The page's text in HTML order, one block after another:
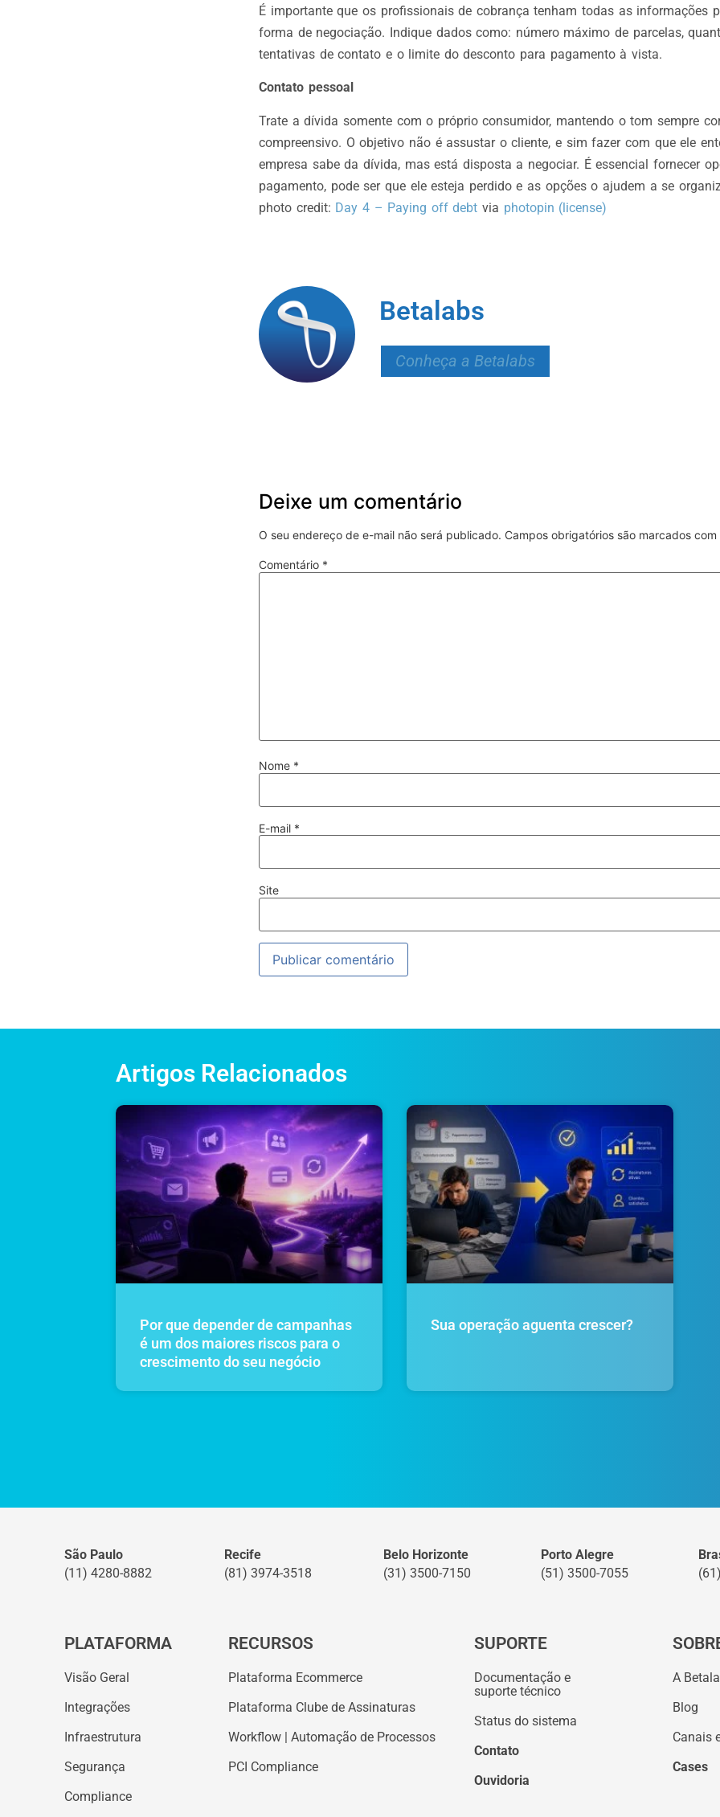
É importante que os profissionais de cobrança tenham todas as informações
forma de negociação. Indique dados como: número máximo de parcelas,
tentativas de contato e o limite do desconto para pagamento à vista.
Contato pessoal
Trate a dívida somente com o próprio consumidor, mantendo o tom sempre
compreensivo. O objetivo não é assustar o cliente, e sim fazer com que ele
empresa sabe da dívida, mas está disposta a negociar. É essencial fornecer
pagamento, pode ser que ele esteja perdido e as opções o ajudem a se
photo credit: Day 4 – Paying off debt via photopin (license)
Betalabs
Conheça a Betalabs
Deixe um comentário
O seu endereço de e-mail não será publicado. Campos obrigatórios são marcados com
Comentário *
Nome *
E-mail *
Site
Artigos Relacionados
Por que depender de campanhas
é um dos maiores riscos para o
crescimento do seu negócio
Sua operação aguenta crescer?
São Paulo
(11) 4280-8882
Recife
(81) 3974-3518
Belo Horizonte
(31) 3500-7150
Porto Alegre
(51) 3500-7055
PLATAFORMA
Visão Geral
Integrações
Infraestrutura
Segurança
Compliance
RECURSOS
Plataforma Ecommerce
Plataforma Clube de Assinaturas
Workflow | Automação de Processos
PCI Compliance
SUPORTE
Documentação e
suporte técnico
Status do sistema
Contato
Ouvidoria
A
Blog
Canais
Cases